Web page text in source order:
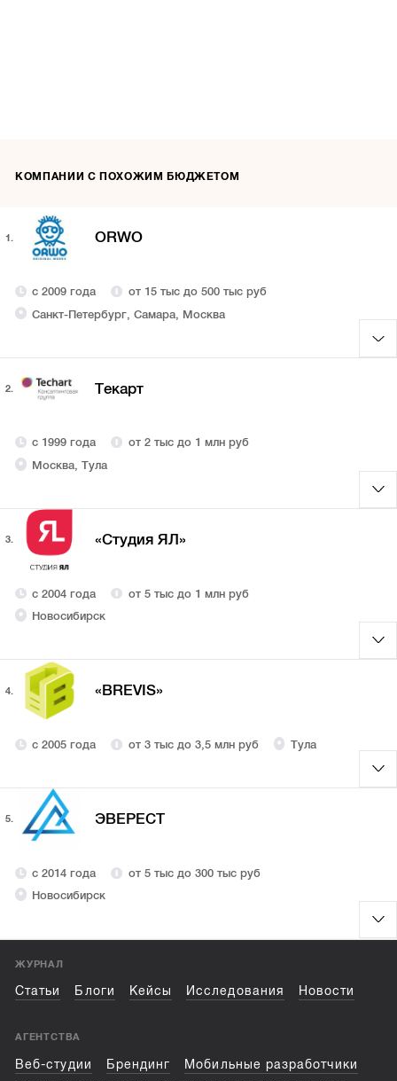
КОМПАНИИ С ПОХОЖИМ БЮДЖЕТОМ
1. ORWO
с 2009 года
от 15 тыс до 500 тыс руб
Санкт-Петербург, Самара, Москва
2. Текарт
с 1999 года
от 2 тыс до 1 млн руб
Москва, Тула
3. «Студия ЯЛ»
с 2004 года
от 5 тыс до 1 млн руб
Новосибирск
4. «BREVIS»
с 2005 года от 3 тыс до 3,5 млн руб Тула
5. ЭВЕРЕСТ
с 2014 года
от 5 тыс до 300 тыс руб
Новосибирск
ЖУРНАЛ
Статьи Блоги Кейсы Исследования Новости
АГЕНТСТВА
Веб-студии Брендинг
Мобильные разработчики